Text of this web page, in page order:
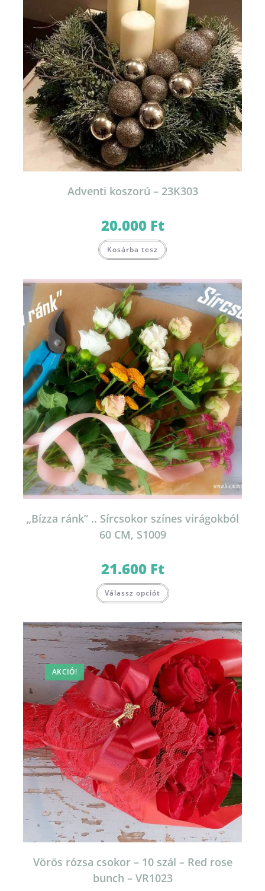
Adventi koszorú – 23K303
20.000 Ft
Kosárba tesz
„Bízza ránk” .. Sírcsokor színes virágokból
60 CM, S1009
21.600 Ft
Válassz opciót
AKCIÓ!
Vörös rózsa csokor – 10 szál – Red rose
bunch – VR1023